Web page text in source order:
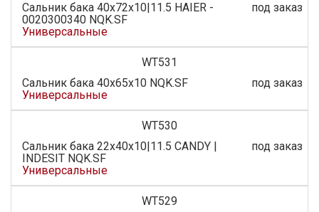
Сальник бака 40x72x10|11.5 HAIER -
0020300340 NQK.SF
Универсальные
под заказ
WT531
Сальник бака 40x65x10 NQK.SF
Универсальные
под заказ
WT530
Сальник бака 22х40х10|11.5 CANDY |
INDESIT NQK.SF
Универсальные
под заказ
WT529